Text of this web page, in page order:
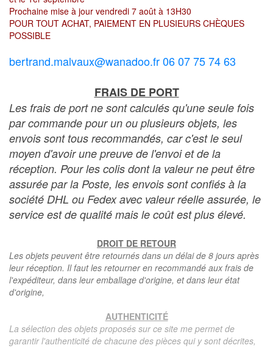
Prochaine mise à jour vendredi 7 août à 13H30
POUR TOUT ACHAT, PAIEMENT EN PLUSIEURS CHÈQUES
POSSIBLE
bertrand.malvaux@wanadoo.fr 06 07 75 74 63
FRAIS DE PORT
Les frais de port ne sont calculés qu'une seule fois
par commande pour un ou plusieurs objets, les
envois sont tous recommandés, car c'est le seul
moyen d'avoir une preuve de l'envoi et de la
réception. Pour les colis dont la valeur ne peut être
assurée par la Poste, les envois sont confiés à la
société DHL ou Fedex avec valeur réelle assurée, le
service est de qualité mais le coût est plus élevé.
DROIT DE RETOUR
Les objets peuvent être retournés dans un délai de 8 jours après
leur réception. Il faut les retourner en recommandé aux frais de
l'expéditeur, dans leur emballage d'origine, et dans leur état
d'origine,
AUTHENTICITÉ
La sélection des objets proposés sur ce site me permet de
garantir l'authenticité de chacune des pièces qui y sont décrites,